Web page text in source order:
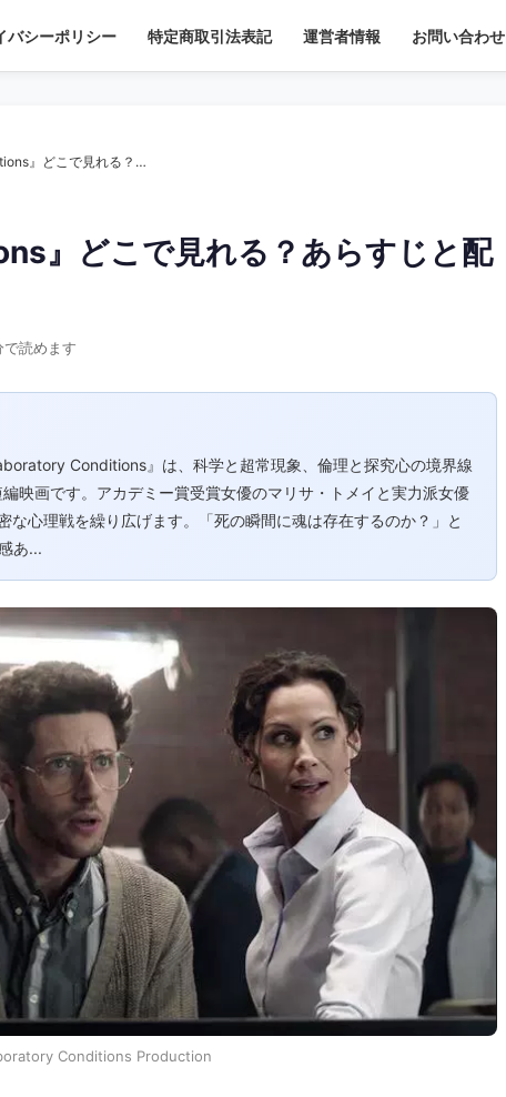
バシーポリシー 特定商取引法表記 運営者情報 お問い合わせ
【映画】『Laboratory Conditions』どこで見れる？あらすじと配信情報を解説
』どこで見れる？あらすじと配
で読めます
Conditions』は、科学と超常現象、倫理と探究心の境界線
映画です。アカデミー賞受賞女優のマリサ・トメイと実力派女優
な心理戦を繰り広げます。「死の瞬間に魂は存在するのか？」と
あ...
Conditions Production